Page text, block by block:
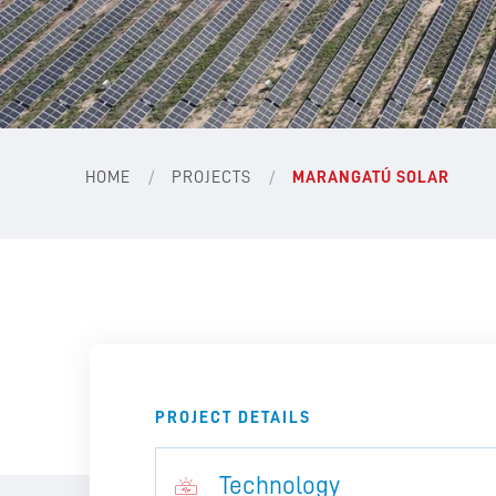
HOME / PROJECTS / MARANGATÚ SOLAR
PROJECT DETAILS
Technology